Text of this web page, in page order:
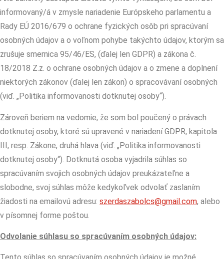
informovaný/á v zmysle nariadenie Európskeho parlamentu a
Rady EÚ 2016/679 o ochrane fyzických osôb pri spracúvaní
osobných údajov a o voľnom pohybe takýchto údajov, ktorým sa
zrušuje smernica 95/46/ES, (ďalej len GDPR) a zákona č.
18/2018 Z.z. o ochrane osobných údajov a o zmene a doplnení
niektorých zákonov (ďalej len zákon) o spracovávaní osobných
(viď. „Politika informovanosti dotknutej osoby“).
Zároveň beriem na vedomie, že som bol poučený o právach
dotknutej osoby, ktoré sú upravené v nariadení GDPR, kapitola
III, resp. Zákone, druhá hlava (viď. „Politika informovanosti
dotknutej osoby“). Dotknutá osoba vyjadrila súhlas so
spracúvaním svojich osobných údajov preukázateľne a
slobodne, svoj súhlas môže kedykoľvek odvolať zaslaním
žiadosti na emailovú adresu: szerdaszabolcs@gmail.com, alebo
v písomnej forme poštou.
Odvolanie súhlasu so spracúvaním osobných údajov: